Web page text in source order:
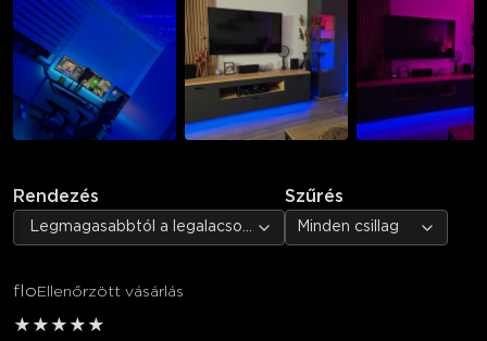
Rendezés
Legmagasabbtól a legalacsonyabb értékelésig
Szűrés
Minden csillag
flo Ellenőrzött vásárlás
★ ★ ★ ★ ★